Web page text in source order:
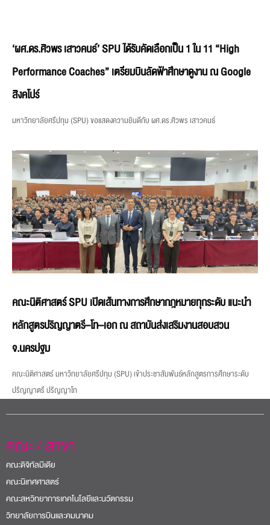
‘ผศ.ดร.ศิวพร เสาวคนธ์’ SPU ได้รับคัดเลือกเป็น 1 ใน 11 “High
Performance Coaches” เตรียมบินลัดฟ้าศึกษาดูงาน ณ Google
สิงคโปร์
มหาวิทยาลัยศรีปทุม (SPU) ขอแสดงความยินดีกับ ผศ.ดร.ศิวพร เสาวคนธ์
คณะนิติศาสตร์ SPU เปิดเส้นทางการศึกษากฎหมายทุกระดับ แนะนำ
หลักสูตรปริญญาตรี–โท–เอก ณ สถาบันส่งเสริมงานสอบสวน
จ.นครปฐม
คณะนิติศาสตร์ มหาวิทยาลัยศรีปทุม (SPU) เข้าประชาสัมพันธ์หลักสูตรการศึกษาระดับ
ปริญญาตรี ปริญญาโท
คณะ / สาขา
คณะดิจิทัลมีเดีย
คณะนิเทศศาสตร์
คณะสหวิทยาการเทคโนโลยีและนวัตกรรม
วิทยาลัยการบินและคมนาคม